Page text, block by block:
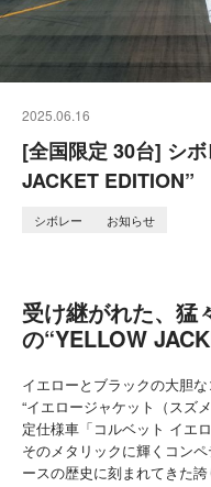
2025.06.16
[全国限定 30台] シ
JACKET EDITION”
シボレー お知らせ
受け継がれた、猛
の“YELLOW
イエローとブラックの大胆な
“イエロージャケット（スズ
定仕様車「コルベット イエ
そのメタリックに輝くコン
ースの歴史に刻まれてきた誇